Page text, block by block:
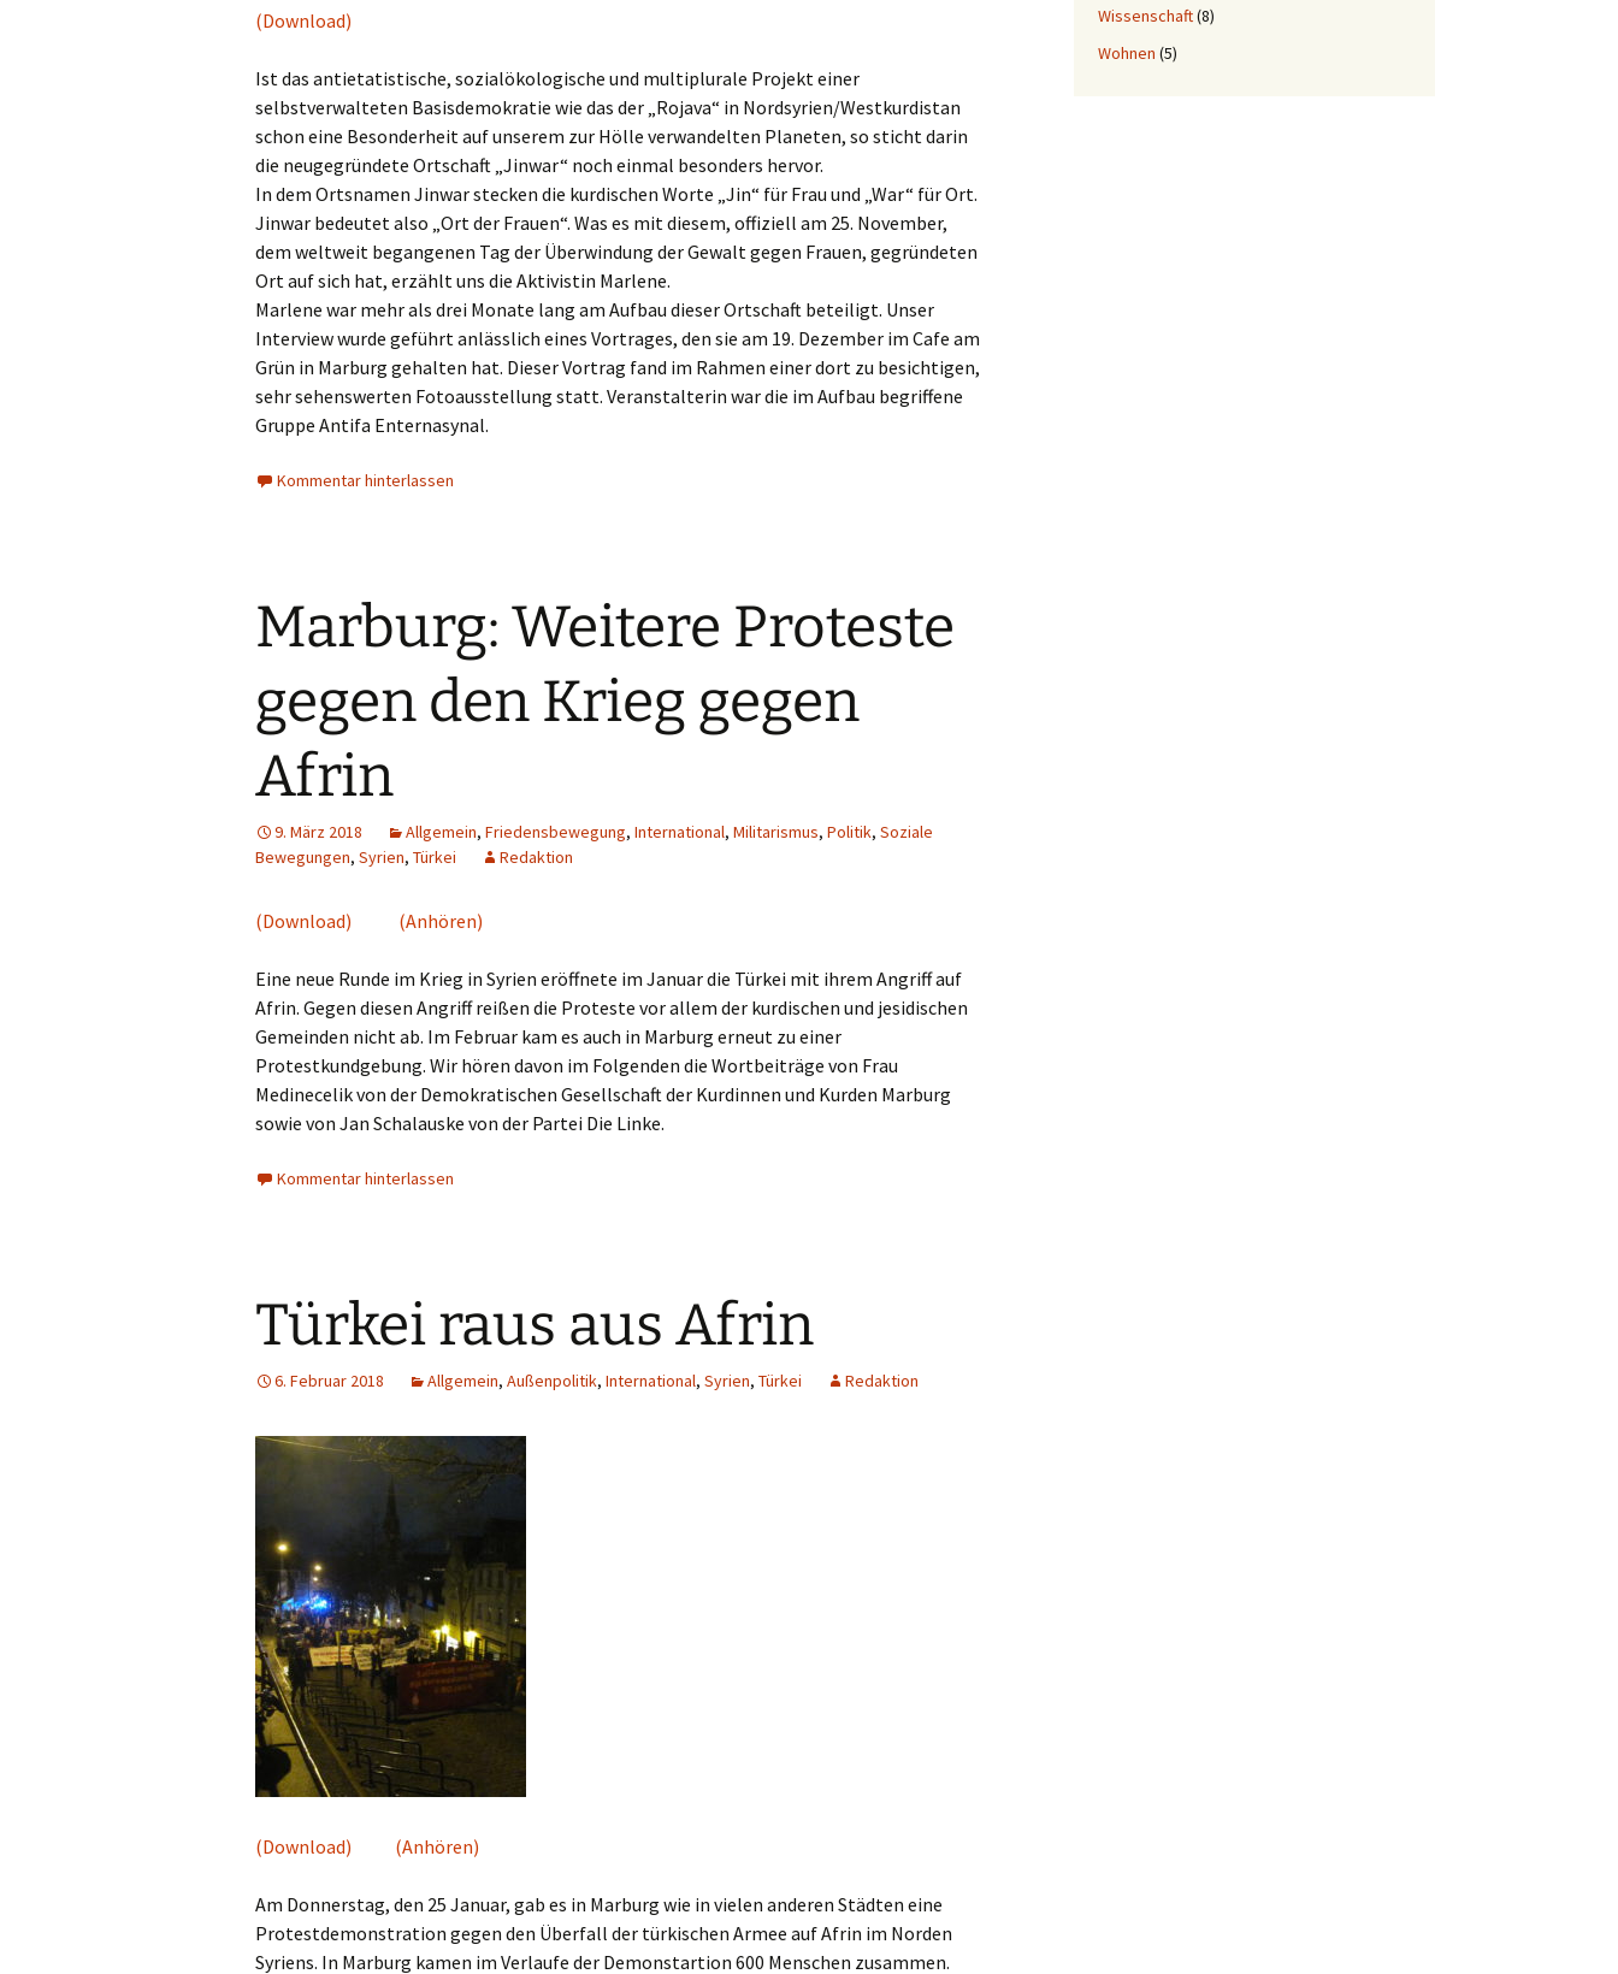
(Download)
Ist das antietatistische, sozialökologische und multiplurale Projekt einer
selbstverwalteten Basisdemokratie wie das der „Rojava“ in Nordsyrien/Westkurdistan
schon eine Besonderheit auf unserem zur Hölle verwandelten Planeten, so sticht darin
die neugegründete Ortschaft „Jinwar“ noch einmal besonders hervor.
In dem Ortsnamen Jinwar stecken die kurdischen Worte „Jin“ für Frau und „War“ für Ort.
Jinwar bedeutet also „Ort der Frauen“. Was es mit diesem, offiziell am 25. November,
dem weltweit begangenen Tag der Überwindung der Gewalt gegen Frauen, gegründeten
Ort auf sich hat, erzählt uns die Aktivistin Marlene.
Marlene war mehr als drei Monate lang am Aufbau dieser Ortschaft beteiligt. Unser
Interview wurde geführt anlässlich eines Vortrages, den sie am 19. Dezember im Cafe am
Grün in Marburg gehalten hat. Dieser Vortrag fand im Rahmen einer dort zu besichtigen,
sehr sehenswerten Fotoausstellung statt. Veranstalterin war die im Aufbau begriffene
Gruppe Antifa Enternasynal.
Kommentar hinterlassen
Marburg: Weitere Proteste
gegen den Krieg gegen
Afrin
9. März 2018 Allgemein, Friedensbewegung, International, Militarismus, Politik, Soziale
Bewegungen, Syrien, Türkei Redaktion
(Download) (Anhören)
Eine neue Runde im Krieg in Syrien eröffnete im Januar die Türkei mit ihrem Angriff auf
Afrin. Gegen diesen Angriff reißen die Proteste vor allem der kurdischen und jesidischen
Gemeinden nicht ab. Im Februar kam es auch in Marburg erneut zu einer
Protestkundgebung. Wir hören davon im Folgenden die Wortbeiträge von Frau
Medinecelik von der Demokratischen Gesellschaft der Kurdinnen und Kurden Marburg
sowie von Jan Schalauske von der Partei Die Linke.
Kommentar hinterlassen
Türkei raus aus Afrin
6. Februar 2018 Allgemein, Außenpolitik, International, Syrien, Türkei Redaktion
(Download) (Anhören)
Am Donnerstag, den 25 Januar, gab es in Marburg wie in vielen anderen Städten eine
Protestdemonstration gegen den Überfall der türkischen Armee auf Afrin im Norden
Syriens. In Marburg kamen im Verlaufe der Demonstartion 600 Menschen zusammen.
Wissenschaft(8)
Wohnen (5)